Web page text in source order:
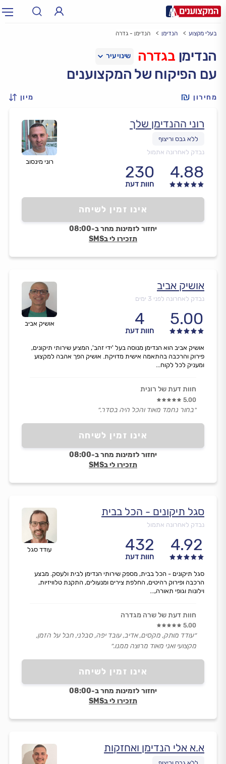
עירעיר: תל אביב, חיפה…
בעלי מקצוע הנדימן הנדימן - גדרה
הנדימן בגדרה
עם הפיקוח של המקצוענים
מחירון מיון
רוני מינסוב
רוני ההנדימן שלך
נבדק לאחרונה אתמול
4.88
230
חוות דעת
אינו זמין לשיחה
יחזור לזמינות מחר ב-08:00
תזכירו לי בSMS
אושיק אביב
אושיק אביב
נבדק לאחרונה לפני 3 ימים
5.00
4
חוות דעת
אינו זמין לשיחה
יחזור לזמינות מחר ב-08:00
תזכירו לי בSMS
אושיק אביב הוא הנדימן מנוסה בעל 'ידי זהב', המציע שירותי תיקונים,
פירוק והרכבה בהתאמה אישית מדויקת. אושיק הפך אהבה למקצוע
ומעניק לכל לקוח...
חוות דעת של רונית
5.00
״בחור נחמד מאוד והכל היה בסדר.״
עודד סגל
סגל תיקונים - הכל בבית
נבדק לאחרונה אתמול
4.92
432
חוות דעת
אינו זמין לשיחה
יחזור לזמינות מחר ב-08:00
תזכירו לי בSMS
סגל תיקונים - הכל בבית, מספק שירותי הנדימן לבית ולעסק. מבצע
הרכבה ופירוק רהיטים, החלפת צירים ומנעולים, התקנת טלוויזיות,
וילונות וגופי תאורה,...
חוות דעת של שרה מגדרה
5.00
״עודד מותק, מקסים, אדיב, עובד יפה, סבלני, חבל על הזמן,
מקצועי ואני מאוד מרוצה ממנו.״
א.א אלי הנדימן ואחזקות